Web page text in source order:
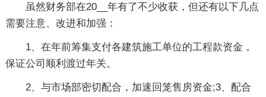
虽然财务部在20__年有了不少收获，但还有以下几点
需要注意、改进和加强：
1、在年前筹集支付各建筑施工单位的工程款资金，
保证公司顺利渡过年关。
2、与市场部密切配合，加速回笼售房资金;3、配合